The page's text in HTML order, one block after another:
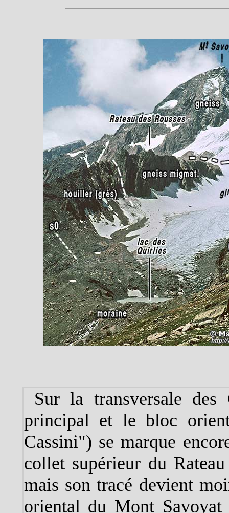
Sur la transversale
principal et le bloc
Cassini") se marque
collet supérieur du
mais son tracé devient
oriental du Mont